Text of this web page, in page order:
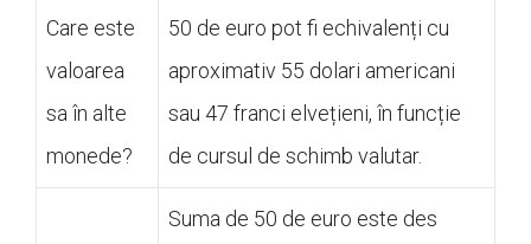
Care este
valoarea
sa în alte
monede?
50 de euro pot fi echivalenți cu
aproximativ 55 dolari americani
sau 47 franci elvețieni, în funcție
de cursul de schimb valutar.
Suma de 50 de euro este des